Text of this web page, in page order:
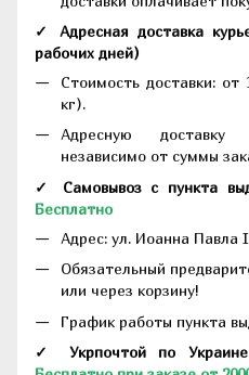
✓ Адресная доставка
рабочих дней)
Стоимость доставки:
кг).
Адресную доставку
независимо от суммы
✓ Самовывоз с пункта
Бесплатно
Адрес: ул. Иоанна Павла
Обязательный
или через корзину!
График работы пункта
✓ Укрпочтой по